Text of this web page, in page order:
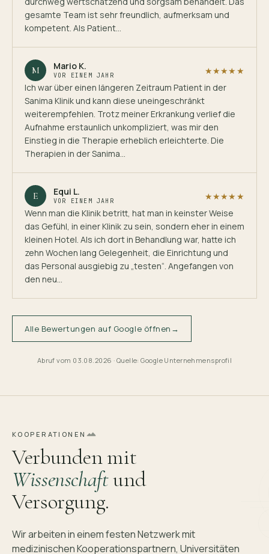
gesamte Team ist sehr freundlich, aufmerksam und
kompetent. Als Patient…
M Mario K.
VOR EINEM JAHR
★★★★★
Ich war über einen längeren Zeitraum Patient in der
Sanima Klinik und kann diese uneingeschränkt
weiterempfehlen. Trotz meiner Erkrankung verlief die
Aufnahme erstaunlich unkompliziert, was mir den
Einstieg in die Therapie erheblich erleichterte. Die
Therapien in der Sanima…
E Equi L.
VOR EINEM JAHR
★★★★★
Wenn man die Klinik betritt, hat man in keinster Weise
das Gefühl, in einer Klinik zu sein, sondern eher in einem
kleinen Hotel. Als ich dort in Behandlung war, hatte ich
zehn Wochen lang Gelegenheit, die Einrichtung und
das Personal ausgiebig zu „testen“. Angefangen von
den neu…
Alle Bewertungen auf Google öffnen →
Abruf vom 03.08.2026 · Quelle: Google Unternehmensprofil
KOOPERATIONEN
Verbunden mit
Wissenschaftund
Versorgung.
Wir arbeiten in einem festen Netzwerk mit
medizinischen Kooperationspartnern, Universitäten